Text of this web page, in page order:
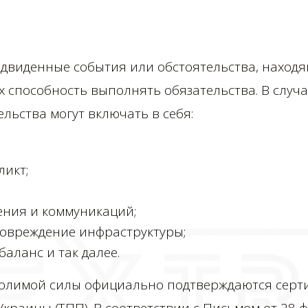
события или обстоятельства,
выполнять обязательства. В
могут включать в себя:
и коммуникаций;
инфраструктуры;
и так далее.
силы официально подтверждаются